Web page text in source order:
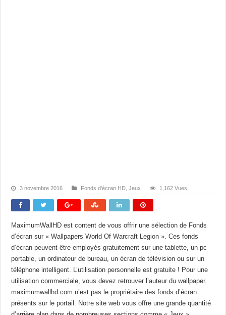
3 novembre 2016 Fonds d'écran HD ,Jeux 1,162 Vues
MaximumWallHD est content de vous offrir une sélection de Fonds
d’écran sur « Wallpapers World Of Warcraft Legion ». Ces fonds
d’écran peuvent être employés gratuitement sur une tablette, un pc
portable, un ordinateur de bureau, un écran de télévision ou sur un
téléphone intelligent. L’utilisation personnelle est gratuite ! Pour une
utilisation commerciale, vous devez retrouver l’auteur du wallpaper.
maximumwallhd.com n’est pas le propriétaire des fonds d’écran
présents sur le portail. Notre site web vous offre une grande quantité